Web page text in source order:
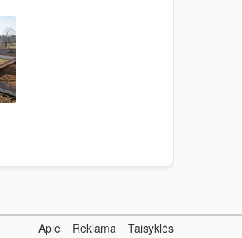
Apie Reklama Taisyklės